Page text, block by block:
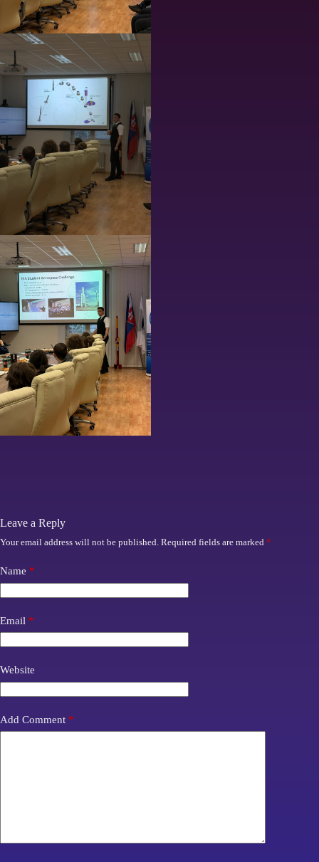
Leave a Reply
Your email address will not be published. Required fields are marked *
Name *
Email *
Website
Add Comment *